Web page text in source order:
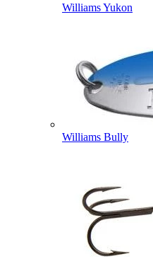
Williams Yukon
Williams Bully